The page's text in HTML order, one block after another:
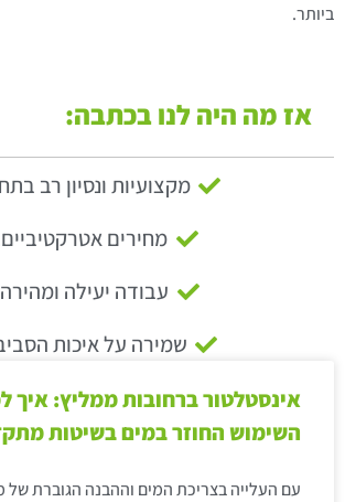
ביותר.
אז מה היה לנו בכתבה:
מקצועיות ונסיון רב
מחירים
עבודה יעילה
שמירה על איכות
אינסטלטור ברחובות ממליץ:
השימוש החוזר במים בשיטות
עם העלייה בצריכת המים וההבנה הגוברת